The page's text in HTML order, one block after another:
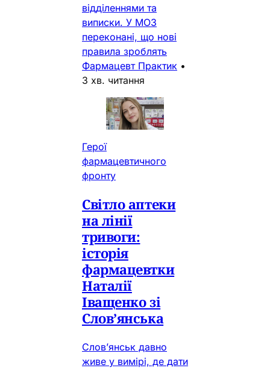
відділеннями та
виписки. У МОЗ
переконані, що нові
правила зроблять
Фармацевт Практик •
3 хв. читання
Герої
фармацевтичного
фронту
Світло аптеки
на лінії
тривоги:
історія
фармацевтки
Наталії
Іващенко зі
Слов’янська
Слов’янськ давно
живе у вимірі, де дати